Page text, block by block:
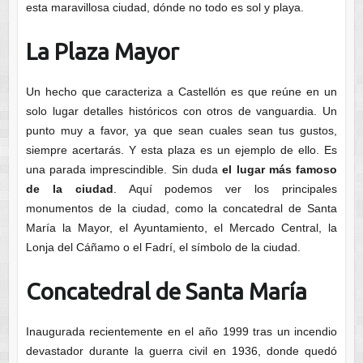
esta maravillosa ciudad, dónde no todo es sol y playa.
La Plaza Mayor
Un hecho que caracteriza a Castellón es que reúne en un
solo lugar detalles históricos con otros de vanguardia. Un
punto muy a favor, ya que sean cuales sean tus gustos,
siempre acertarás. Y esta plaza es un ejemplo de ello. Es
una parada imprescindible. Sin dudael lugar más famoso
de la ciudad. Aquí podemos ver los principales
monumentos de la ciudad, como la concatedral de Santa
María la Mayor, el Ayuntamiento, el Mercado Central, la
Lonja del Cáñamo o el Fadrí, el símbolo de la ciudad.
Concatedral de Santa María
Inaugurada recientemente en el año 1999 tras un incendio
devastador durante la guerra civil en 1936, donde quedó